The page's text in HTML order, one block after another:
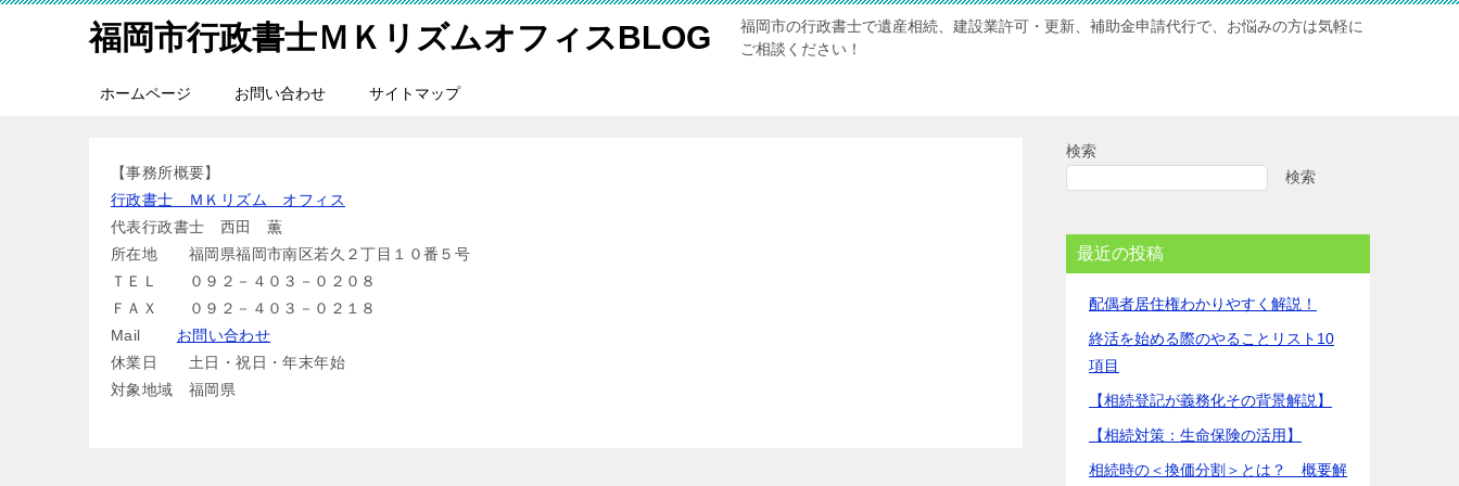
福岡市行政書士ＭＫリズムオフィスBLOG
福岡市の行政書士で遺産相続、建設業許可・更新、補助金申請代行で、お悩みの方は気軽に
ご相談ください！
ホームページ お問い合わせ サイトマップ
【事務所概要】
行政書士 ＭＫリズム オフィス
代表行政書士 西田 薫
所在地 福岡県福岡市南区若久２丁目１０番５号
ＴＥＬ ０９２－４０３－０２０８
ＦＡＸ ０９２－４０３－０２１８
Mail お問い合わせ
休業日 土日・祝日・年末年始
対象地域 福岡県
検索
検索
最近の投稿
配偶者居住権わかりやすく解説！
終活を始める際のやることリスト10
項目
【相続登記が義務化その背景解説】
【相続対策：生命保険の活用】
相続時の＜換価分割＞とは？ 概要解